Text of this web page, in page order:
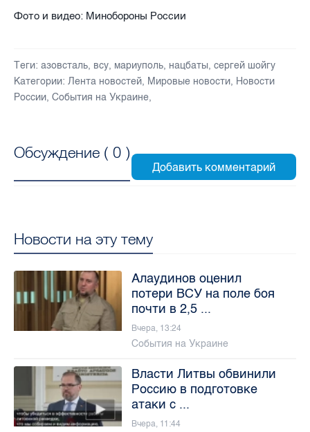
Фото и видео: Минобороны России
Теги: азовсталь, всу, мариуполь, нацбаты, сергей шойгу
Категории: Лента новостей, Мировые новости, Новости
России, События на Украине,
Обсуждение ( 0 )
Новости на эту тему
Алаудинов оценил
потери ВСУ на поле боя
почти в 2,5 ...
Вчера, 13:24
События на Украине
Власти Литвы обвинили
Россию в подготовке
атаки с ...
Вчера, 11:44